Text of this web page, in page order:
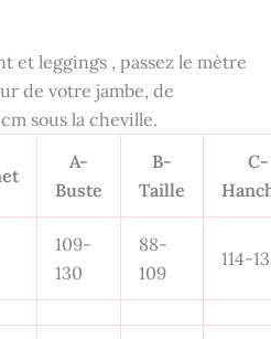
et leggings , passez le mètre
de votre jambe, de
sous la cheville.
A-
Buste
B-
Taille
C-
109-
130
88-
109
114-